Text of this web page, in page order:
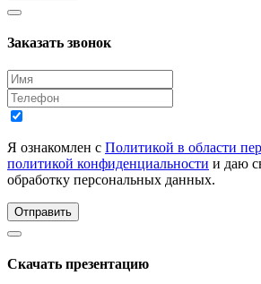
Заказать звонок
Я ознакомлен с Политикой в области
политикой конфиденциальности и даю
обработку персональных данных.
Отправить
Скачать презентацию